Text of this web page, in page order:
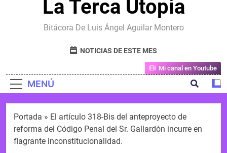
La Terca Utopia
Bitácora De Luis Ángel Aguilar Montero
NOTICIAS DE ESTE MES
MENÚ
Mi canal en Youtube
Portada » El artículo 318-Bis del anteproyecto de
reforma del Código Penal del Sr. Gallardón incurre en
flagrante inconstitucionalidad.